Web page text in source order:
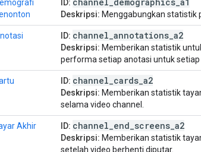
ID:
Deskripsi: Menggabungkan statistik
ID: channel annotations a2
Deskripsi: Memberikan statistik
performa setiap anotasi untuk setiap
ID: channel cards a2
Deskripsi: Memberikan statistik
selama video channel.
Akhir ID: channel end screens a2
Deskripsi: Memberikan statistik
setelah video berhenti diputar.